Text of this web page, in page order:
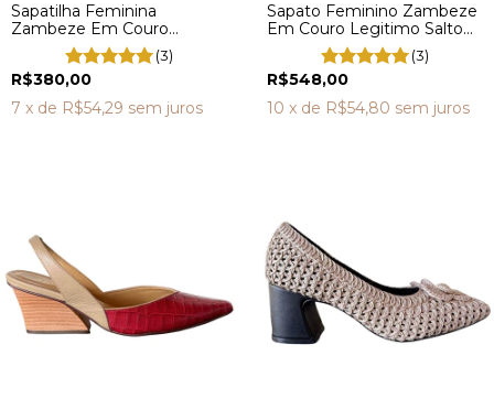
Sapatilha Feminina
Zambeze Em Couro
Marrom Boneca GG0008
(3)
R$380,00
7 x de R$54,29 sem juros
Sapato Feminino Zambeze
Em Couro Legitimo Salto
Bloco DV4100
(3)
R$548,00
10 x de R$54,80 sem juros